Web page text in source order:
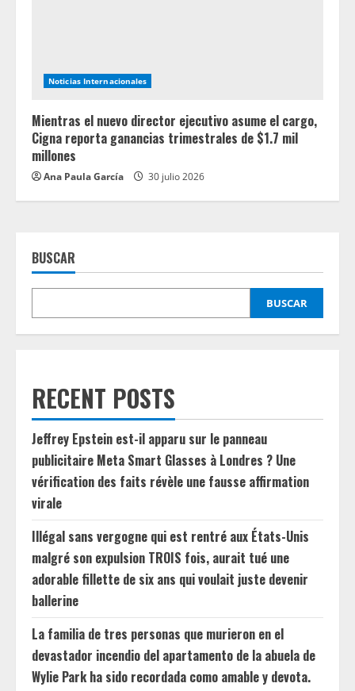
Noticias Internacionales
Mientras el nuevo director ejecutivo asume el cargo,
Cigna reporta ganancias trimestrales de $1.7 mil
millones
Ana Paula García 30 julio 2026
BUSCAR
BUSCAR
RECENT POSTS
Jeffrey Epstein est-il apparu sur le panneau
publicitaire Meta Smart Glasses à Londres ? Une
vérification des faits révèle une fausse affirmation
virale
Illégal sans vergogne qui est rentré aux États-Unis
malgré son expulsion TROIS fois, aurait tué une
adorable fillette de six ans qui voulait juste devenir
ballerine
La familia de tres personas que murieron en el
devastador incendio del apartamento de la abuela de
Wylie Park ha sido recordada como amable y devota.